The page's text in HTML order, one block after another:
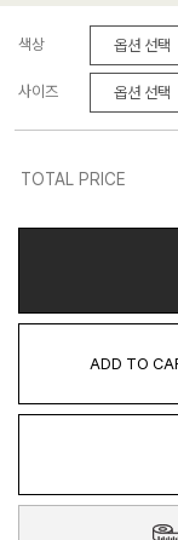
색상
사이즈
TOTAL PRICE
ADD TO